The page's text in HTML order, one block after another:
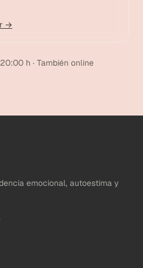
→
h · También online
emocional, autoestima y